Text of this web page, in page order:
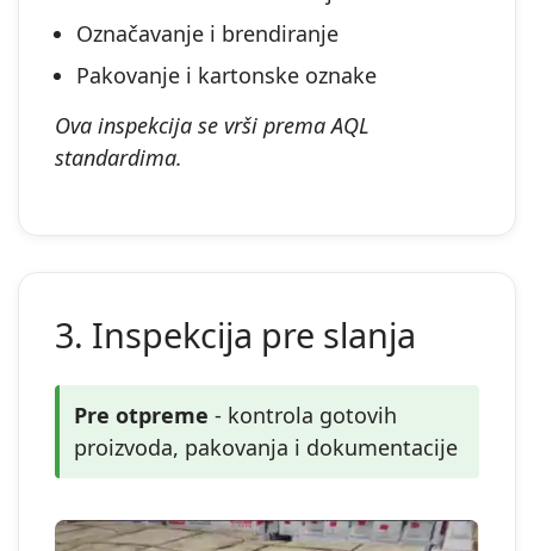
Označavanje i brendiranje
Pakovanje i kartonske oznake
Ova inspekcija se vrši prema AQL
standardima.
3. Inspekcija pre slanja
Pre otpreme - kontrola gotovih
proizvoda, pakovanja i dokumentacije